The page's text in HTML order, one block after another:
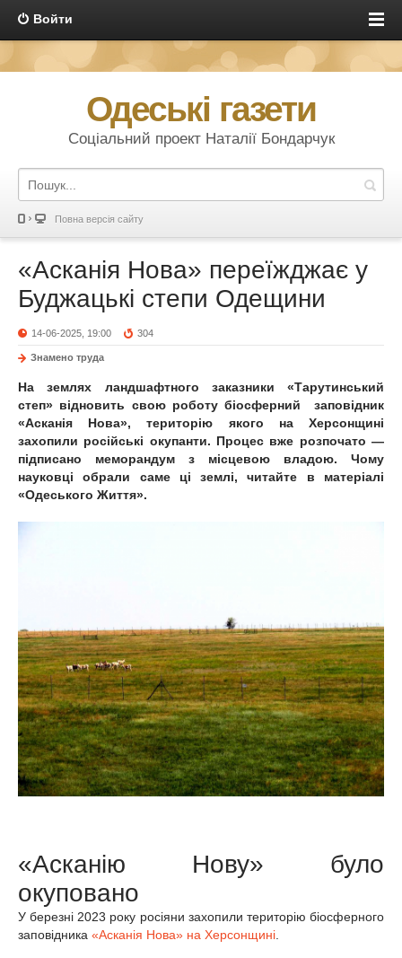
Войти
Одеські газети
Соціальний проект Наталії Бондарчук
Повна версія сайту
«Асканія Нова» переїжджає у
Буджацькі степи Одещини
14-06-2025, 19:00 304
Знамено труда
На землях ландшафтного заказники «Тарутинський
степ» відновить свою роботу біосферний заповідник
«Асканія Нова», територію якого на Херсонщині
захопили російські окупанти. Процес вже розпочато —
підписано меморандум з місцевою владою. Чому
науковці обрали саме ці землі, читайте в матеріалі
«Одеського Життя».
«Асканію Нову» було
окуповано
У березні 2023 року росіяни захопили територію біосферного
заповідника «Асканія Нова» на Херсонщині.